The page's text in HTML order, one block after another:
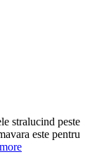
stralucind peste
este pentru